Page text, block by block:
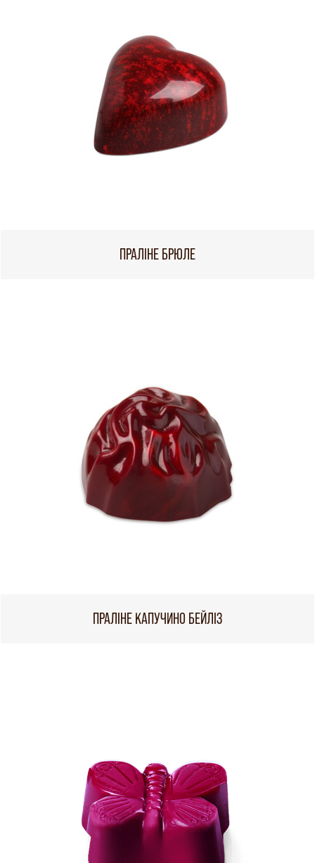
ПРАЛІНЕ БРЮЛЕ
ПРАЛІНЕ КАПУЧИНО БЕЙЛІЗ